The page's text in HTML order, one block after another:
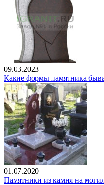
09.03.2023
Какие формы памятника
01.07.2020
Памятники из камня на